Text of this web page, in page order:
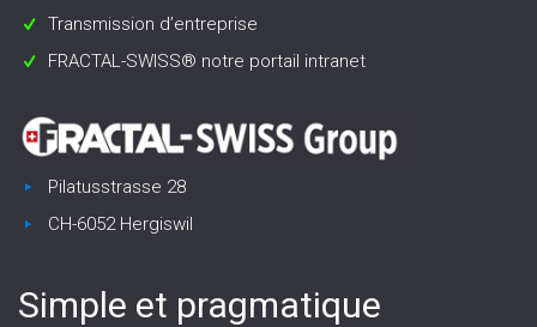
Transmission d’entreprise
FRACTAL-SWISS® notre portail intranet
Pilatusstrasse 28
CH-6052 Hergiswil
Simple et pragmatique